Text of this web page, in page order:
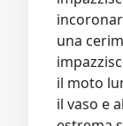
una
il moto
il vaso e